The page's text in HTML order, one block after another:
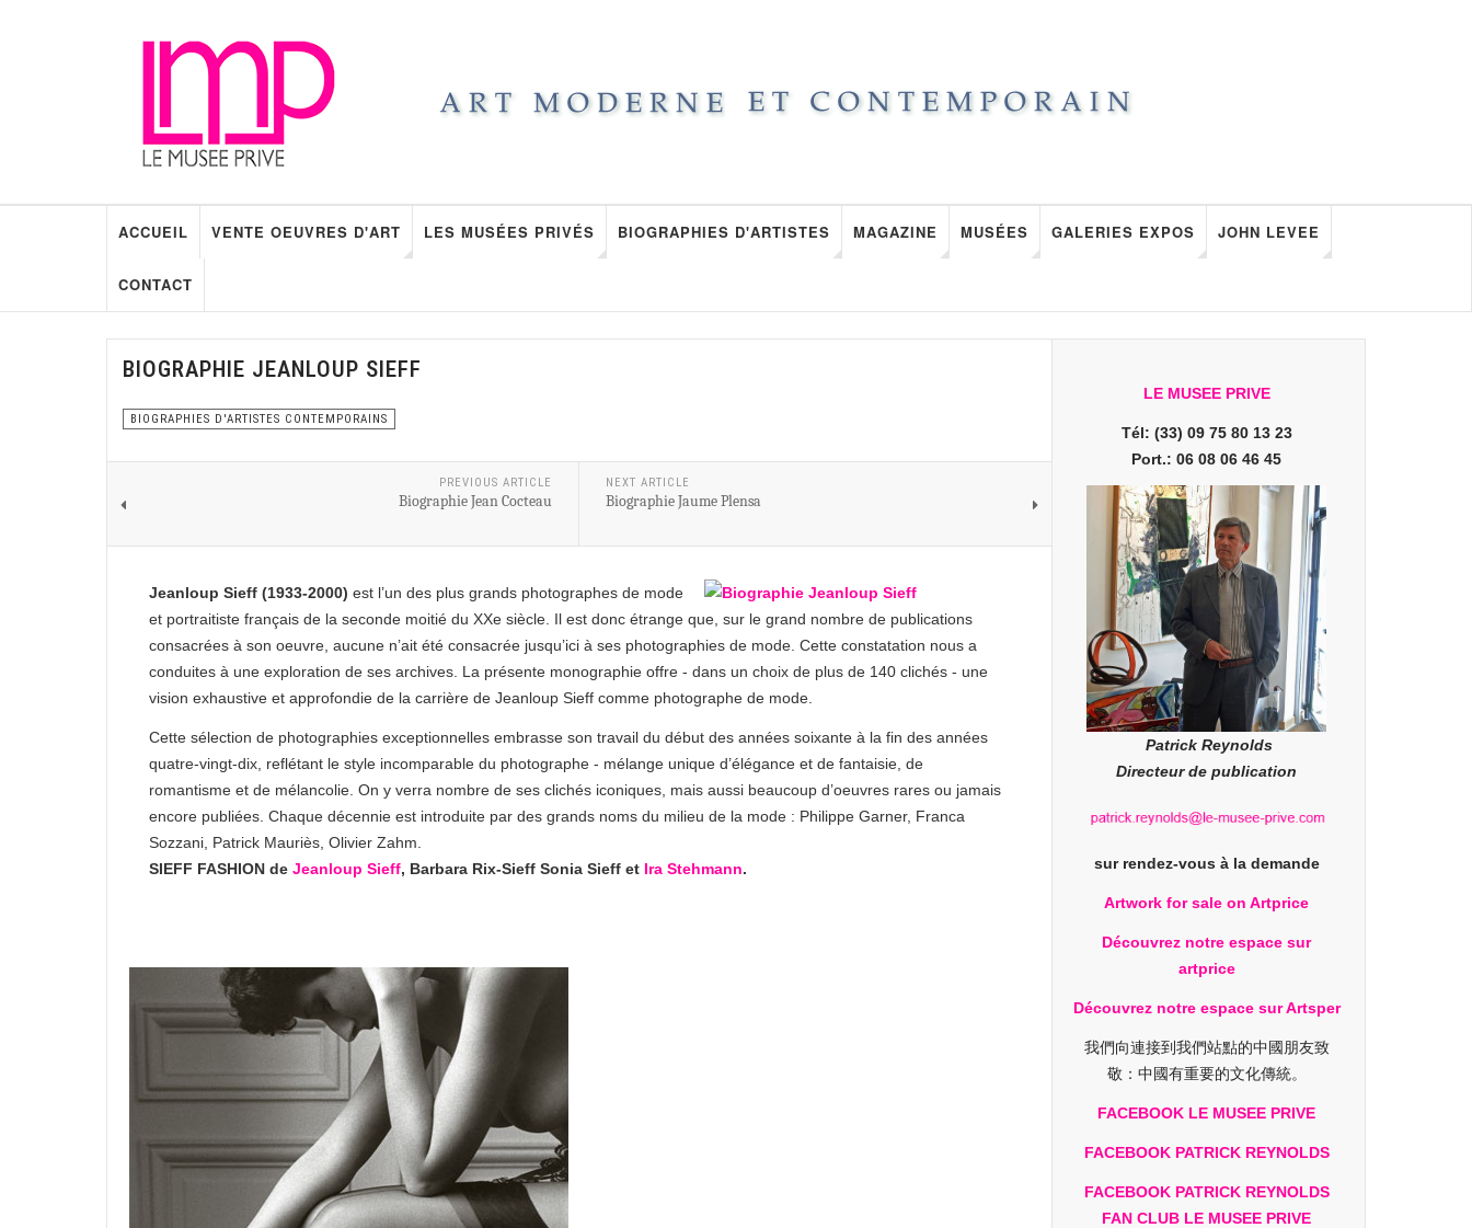
ACCUEIL VENTE OEUVRES D'ART LES MUSÉES PRIVÉS BIOGRAPHIES D'ARTISTES MAGAZINE MUSÉES GALERIES EXPOS JOHN LEVEE
CONTACT
BIOGRAPHIE JEANLOUP SIEFF
BIOGRAPHIES D'ARTISTES CONTEMPORAINS
PREVIOUS ARTICLE
Biographie Jean Cocteau
NEXT ARTICLE
Biographie Jaume Plensa
Jeanloup Sieff (1933-2000) est l’un des plus grands photographes de mode
et portraitiste français de la seconde moitié du XXe siècle. Il est donc étrange que, sur le grand nombre de publications
consacrées à son oeuvre, aucune n’ait été consacrée jusqu’ici à ses photographies de mode. Cette constatation nous a
conduites à une exploration de ses archives. La présente monographie offre - dans un choix de plus de 140 clichés - une
vision exhaustive et approfondie de la carrière de Jeanloup Sieff comme photographe de mode.
Cette sélection de photographies exceptionnelles embrasse son travail du début des années soixante à la fin des années
quatre-vingt-dix, reflétant le style incomparable du photographe - mélange unique d’élégance et de fantaisie, de
romantisme et de mélancolie. On y verra nombre de ses clichés iconiques, mais aussi beaucoup d’oeuvres rares ou jamais
encore publiées. Chaque décennie est introduite par des grands noms du milieu de la mode : Philippe Garner, Franca
Sozzani, Patrick Mauriès, Olivier Zahm.
SIEFF FASHION de Jeanloup Sieff, Barbara Rix-Sieff Sonia Sieff et Ira Stehmann.
LE MUSEE PRIVE
Tél: (33) 09 75 80 13 23
Port.: 06 08 06 46 45
Patrick Reynolds
Directeur de publication
sur rendez-vous à la demande
Artwork for sale on Artprice
Découvrez notre espace sur
artprice
Découvrez notre espace sur Artsper
我們向連接到我們站點的中國朋友致
敬：中國有重要的文化傳統。
FACEBOOK LE MUSEE PRIVE
FACEBOOK PATRICK REYNOLDS
FACEBOOK PATRICK REYNOLDS
FAN CLUB LE MUSEE PRIVE